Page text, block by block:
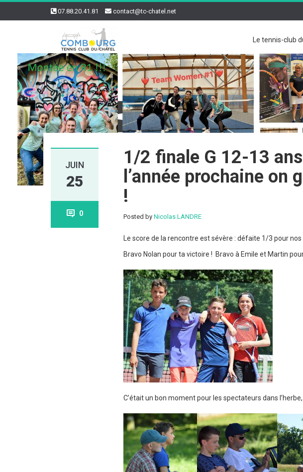
07.88.20.41.81 contact@tc-chatel.net
Le tennis-club
JUIN
25
0
1/2 finale G 12-13
l’année prochaine on
!
Posted byNicolas LANDRE
Le score de la rencontre est sévère : défaite 1/3 pour nos
Bravo Nolan pour ta victoire ! Bravo à Emile et Martin
C’était un bon moment pour les spectateurs dans